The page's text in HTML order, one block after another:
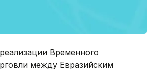
Временного
между Евразийским